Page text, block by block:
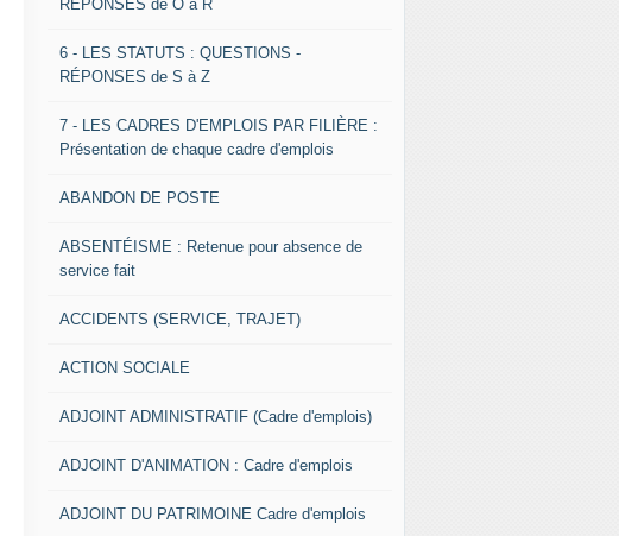
RÉPONSES de O à R
6 - LES STATUTS : QUESTIONS -
RÉPONSES de S à Z
7 - LES CADRES D'EMPLOIS PAR FILIÈRE :
Présentation de chaque cadre d'emplois
ABANDON DE POSTE
ABSENTÉISME : Retenue pour absence de
service fait
ACCIDENTS (SERVICE, TRAJET)
ACTION SOCIALE
ADJOINT ADMINISTRATIF (Cadre d'emplois)
ADJOINT D'ANIMATION : Cadre d'emplois
ADJOINT DU PATRIMOINE Cadre d'emplois